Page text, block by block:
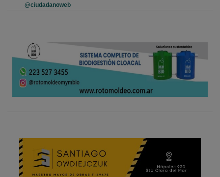
@ciudadanoweb